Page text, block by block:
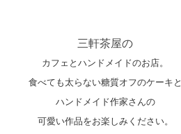
三軒茶屋の
カフェとハンドメイドのお店。
食べても太らない糖質オフのケーキと
ハンドメイド作家さんの
可愛い作品をお楽しみください。